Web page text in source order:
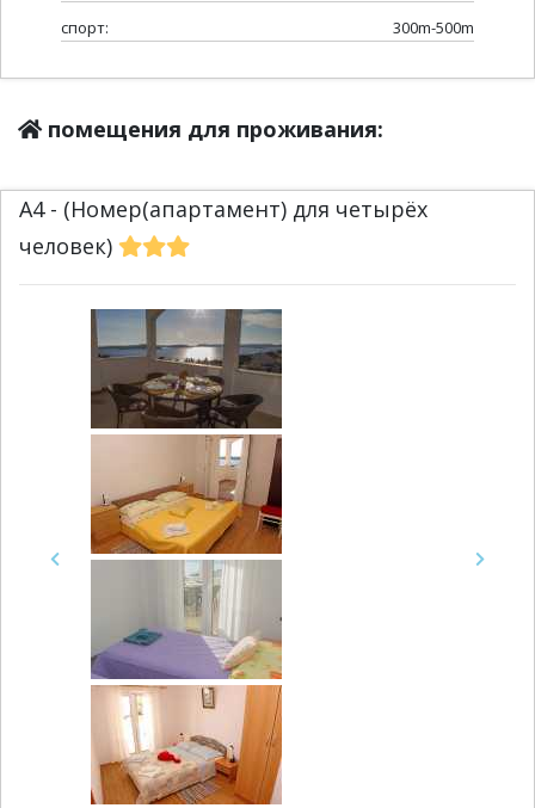
спорт:
300m-500m
помещения для проживания:
A4 - (Номер(апартамент) для четырёх
человек)
Previous Next